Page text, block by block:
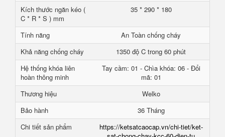
Kích thước ngăn kéo (
C * R * S ) mm
35 * 290 * 180
Tính năng
An Toàn chống cháy
Khả năng chống cháy
1350 độ C trong 60 phút
Hệ thống khóa liên
hoàn thông minh
Tay cầm: 01 - Chìa khóa: 06 - Đổi
mã: 01
Thương hiệu
Welko
Bảo hành
36 Tháng
Chi tiết sản phẩm
https://ketsatcaocap.vn/chi-tiet/ket-